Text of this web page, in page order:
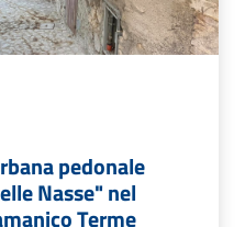
pedonale
Nasse" nel
Terme